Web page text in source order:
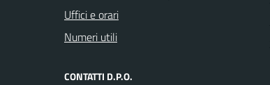
Uffici e orari
Numeri utili
CONTATTI D.P.O.